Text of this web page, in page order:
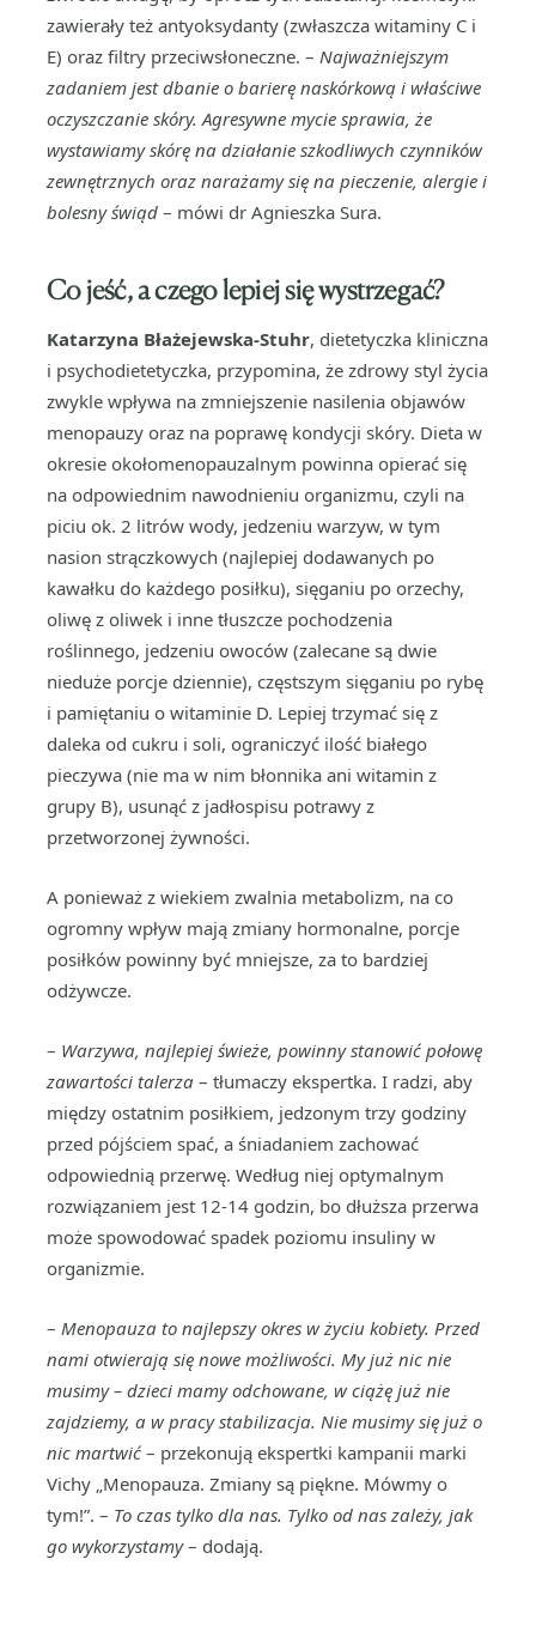
zawierały też antyoksydanty (zwłaszcza witaminy C i
E) oraz filtry przeciwsłoneczne. – Najważniejszym
zadaniem jest dbanie o barierę naskórkową i właściwe
oczyszczanie skóry. Agresywne mycie sprawia, że
wystawiamy skórę na działanie szkodliwych czynników
zewnętrznych oraz narażamy się na pieczenie, alergie i
bolesny świąd – mówi dr Agnieszka Sura.
Co jeść, a czego lepiej się wystrzegać?
Katarzyna Błażejewska-Stuhr, dietetyczka kliniczna
i psychodietetyczka, przypomina, że zdrowy styl życia
zwykle wpływa na zmniejszenie nasilenia objawów
menopauzy oraz na poprawę kondycji skóry. Dieta w
okresie okołomenopauzalnym powinna opierać się
na odpowiednim nawodnieniu organizmu, czyli na
piciu ok. 2 litrów wody, jedzeniu warzyw, w tym
nasion strączkowych (najlepiej dodawanych po
kawałku do każdego posiłku), sięganiu po orzechy,
oliwę z oliwek i inne tłuszcze pochodzenia
roślinnego, jedzeniu owoców (zalecane są dwie
nieduże porcje dziennie), częstszym sięganiu po rybę
i pamiętaniu o witaminie D. Lepiej trzymać się z
daleka od cukru i soli, ograniczyć ilość białego
pieczywa (nie ma w nim błonnika ani witamin z
grupy B), usunąć z jadłospisu potrawy z
przetworzonej żywności.
A ponieważ z wiekiem zwalnia metabolizm, na co
ogromny wpływ mają zmiany hormonalne, porcje
posiłków powinny być mniejsze, za to bardziej
odżywcze.
– Warzywa, najlepiej świeże, powinny stanowić połowę
zawartości talerza – tłumaczy ekspertka. I radzi, aby
między ostatnim posiłkiem, jedzonym trzy godziny
przed pójściem spać, a śniadaniem zachować
odpowiednią przerwę. Według niej optymalnym
rozwiązaniem jest 12-14 godzin, bo dłuższa przerwa
może spowodować spadek poziomu insuliny w
organizmie.
– Menopauza to najlepszy okres w życiu kobiety. Przed
nami otwierają się nowe możliwości. My już nic nie
musimy – dzieci mamy odchowane, w ciążę już nie
zajdziemy, a w pracy stabilizacja. Nie musimy się już o
nic martwić – przekonują ekspertki kampanii marki
Vichy „Menopauza. Zmiany są piękne. Mówmy o
tym!”. – To czas tylko dla nas. Tylko od nas zależy, jak
go wykorzystamy– dodają.